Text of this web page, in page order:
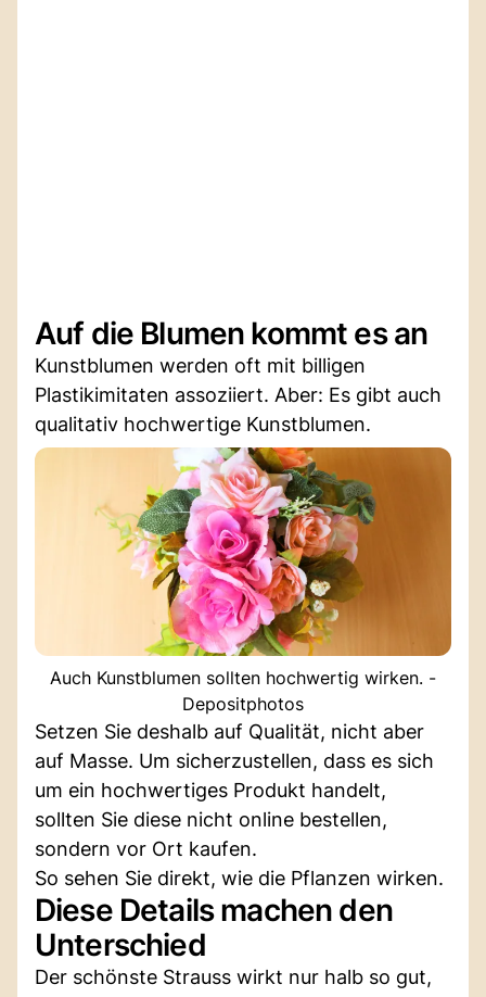
Auf die Blumen kommt es an
Kunstblumen werden oft mit billigen
Plastikimitaten assoziiert. Aber: Es gibt auch
qualitativ hochwertige Kunstblumen.
Auch Kunstblumen sollten hochwertig wirken. -
Depositphotos
Setzen Sie deshalb auf Qualität, nicht aber
auf Masse. Um sicherzustellen, dass es sich
um ein hochwertiges Produkt handelt,
sollten Sie diese nicht online bestellen,
sondern vor Ort kaufen.
So sehen Sie direkt, wie die Pflanzen wirken.
Diese Details machen den
Unterschied
Der schönste Strauss wirkt nur halb so gut,